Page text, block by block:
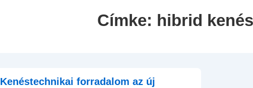
Címke: hibrid
Kenéstechnikai forradalom az új